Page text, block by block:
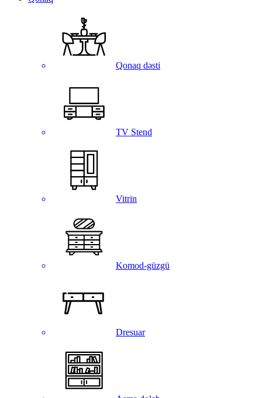
Qonaq dəsti
TV Stend
Vitrin
Komod-güzgü
Dresuar